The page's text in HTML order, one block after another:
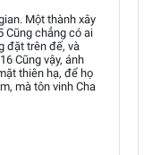
Một thành xây
Cũng chẳng có ai
đặt trên đế, và
Cũng vậy, ánh
thiên hạ, để họ
mà tôn vinh Cha